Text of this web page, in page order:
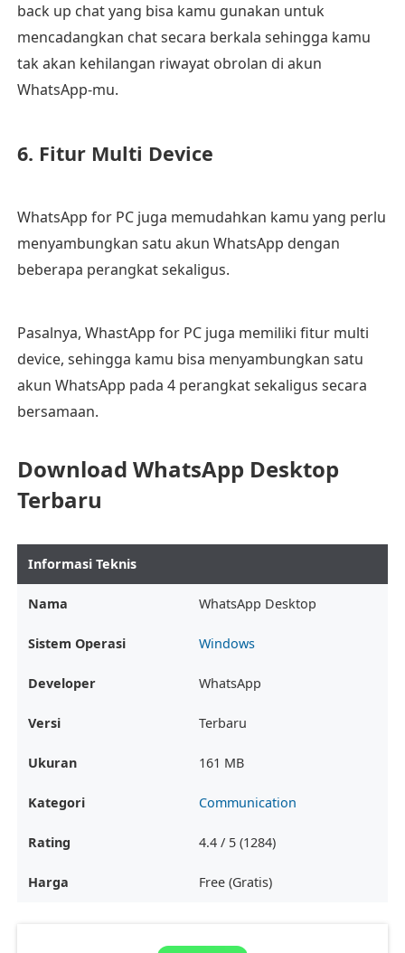
back up chat yang bisa kamu gunakan untuk
mencadangkan chat secara berkala sehingga kamu
tak akan kehilangan riwayat obrolan di akun
WhatsApp-mu.
6. Fitur Multi Device
WhatsApp for PC juga memudahkan kamu yang perlu
menyambungkan satu akun WhatsApp dengan
beberapa perangkat sekaligus.
Pasalnya, WhastApp for PC juga memiliki fitur multi
device, sehingga kamu bisa menyambungkan satu
akun WhatsApp pada 4 perangkat sekaligus secara
bersamaan.
Download WhatsApp Desktop
Terbaru
Informasi Teknis
Nama WhatsApp Desktop
Sistem Operasi Windows
Developer WhatsApp
Versi Terbaru
Ukuran 161 MB
Kategori Communication
Rating 4.4 / 5 (1284)
Harga Free (Gratis)